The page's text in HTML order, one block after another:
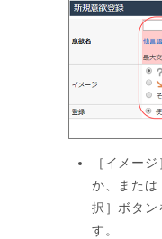
［イメー
か、または
択］ボタン
す。